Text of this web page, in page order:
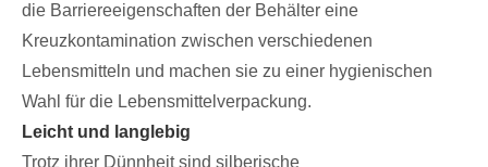
die Barriereeigenschaften der Behälter eine
Kreuzkontamination zwischen verschiedenen
Lebensmitteln und machen sie zu einer hygienischen
Wahl für die Lebensmittelverpackung.
Leicht und langlebig
Trotz ihrer Dünnheit sind silberische